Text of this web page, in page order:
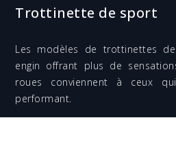
Trottinette de sport
Les modèles de trottinettes
engin offrant plus de
roues conviennent à ceux
performant.